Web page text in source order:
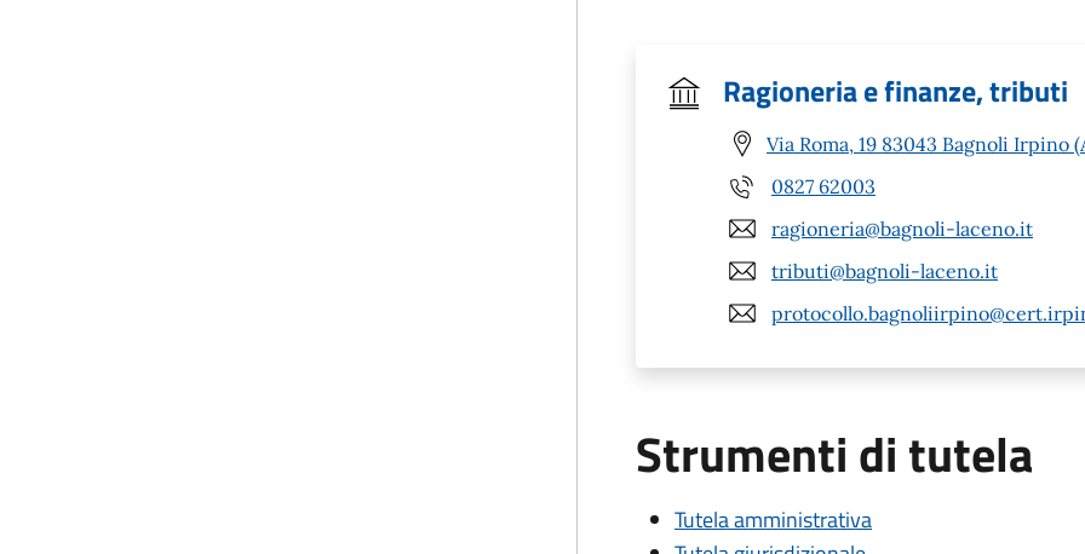
Ragioneria e finanze, tributi
Via Roma, 19 83043 Bagnoli Irpino
0827 62003
ragioneria@bagnoli-laceno.it
tributi@bagnoli-laceno.it
Strumenti di tutela
Tutela amministrativa